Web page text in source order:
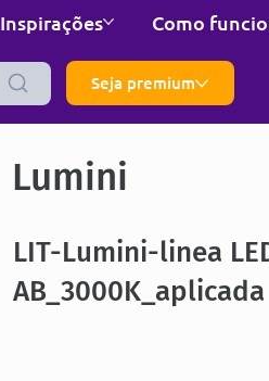
Inspirações Como
Seja premium
Lumini
LIT-Lumini-linea
AB_3000K_aplicada